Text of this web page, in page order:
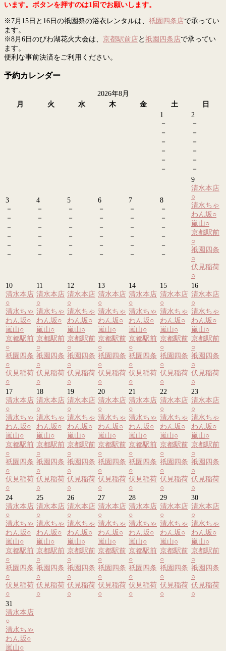
います。ボタンを押すのは1回でお願いします。
※7月15日と16日の祇園祭の浴衣レンタルは、 祇園四条店で承ってい
ます。
※8月6日のびわ湖花火大会は、 京都駅前店 と 祇園四条店で承ってい
ます。
便利な事前決済をご利用ください。
予約カレンダー
2026年8月
月
火 水 木 金 土
日
1
－
－
－
－
－
－
2
－
－
－
－
－
－
3
－
－
－
－
－
－
4
－
－
－
－
－
－
5
－
－
－
－
－
－
6
－
－
－
－
－
－
7
－
－
－
－
－
－
8
－
－
－
－
－
－
9
清水本店
○
清水ちゃ
わん坂○
嵐山○
京都駅前
○
祇園四条
○
伏見稲荷
○
10
清水本店
○
清水ちゃ
わん坂○
嵐山○
京都駅前
○
祇園四条
○
伏見稲荷
○
11
清水本店
○
清水ちゃ
わん坂○
嵐山○
京都駅前
○
祇園四条
○
伏見稲荷
○
12
清水本店
○
清水ちゃ
わん坂○
嵐山○
京都駅前
○
祇園四条
○
伏見稲荷
○
13
清水本店
○
清水ちゃ
わん坂○
嵐山○
京都駅前
○
祇園四条
○
伏見稲荷
○
14
清水本店
○
清水ちゃ
わん坂○
嵐山○
京都駅前
○
祇園四条
○
伏見稲荷
○
15
清水本店
○
清水ちゃ
わん坂○
嵐山○
京都駅前
○
祇園四条
○
伏見稲荷
○
16
清水本店
○
清水ちゃ
わん坂○
嵐山○
京都駅前
○
祇園四条
○
伏見稲荷
○
17
清水本店
○
清水ちゃ
わん坂○
嵐山○
京都駅前
○
祇園四条
○
伏見稲荷
○
18
清水本店
○
清水ちゃ
わん坂○
嵐山○
京都駅前
○
祇園四条
○
伏見稲荷
○
19
清水本店
○
清水ちゃ
わん坂○
嵐山○
京都駅前
○
祇園四条
○
伏見稲荷
○
20
清水本店
○
清水ちゃ
わん坂○
嵐山○
京都駅前
○
祇園四条
○
伏見稲荷
○
21
清水本店
○
清水ちゃ
わん坂○
嵐山○
京都駅前
○
祇園四条
○
伏見稲荷
○
22
清水本店
○
清水ちゃ
わん坂○
嵐山○
京都駅前
○
祇園四条
○
伏見稲荷
○
23
清水本店
○
清水ちゃ
わん坂○
嵐山○
京都駅前
○
祇園四条
○
伏見稲荷
○
24
清水本店
○
清水ちゃ
わん坂○
嵐山○
京都駅前
○
祇園四条
○
伏見稲荷
○
25
清水本店
○
清水ちゃ
わん坂○
嵐山○
京都駅前
○
祇園四条
○
伏見稲荷
○
26
清水本店
○
清水ちゃ
わん坂○
嵐山○
京都駅前
○
祇園四条
○
伏見稲荷
○
27
清水本店
○
清水ちゃ
わん坂○
嵐山○
京都駅前
○
祇園四条
○
伏見稲荷
○
28
清水本店
○
清水ちゃ
わん坂○
嵐山○
京都駅前
○
祇園四条
○
伏見稲荷
○
29
清水本店
○
清水ちゃ
わん坂○
嵐山○
京都駅前
○
祇園四条
○
伏見稲荷
○
30
清水本店
○
清水ちゃ
わん坂○
嵐山○
京都駅前
○
祇園四条
○
伏見稲荷
○
31
清水本店
○
清水ちゃ
わん坂○
嵐山○